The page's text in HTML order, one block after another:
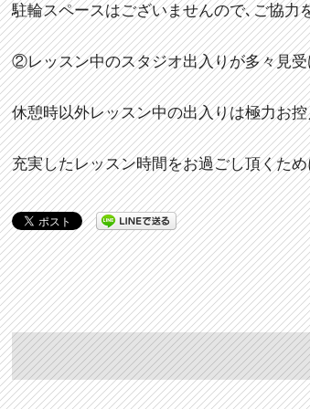
駐輪スペースはございませんので､ご協力
②レッスン中のスタジオ出入りが多々見
休憩時以外レッスン中の出入りは極力お
充実したレッスン時間をお過ごし頂くた